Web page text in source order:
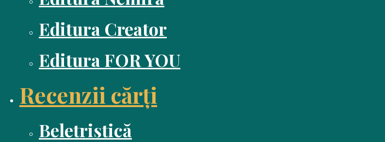
Editura Creator
Editura FOR YOU
Recenzii cărți
Beletristică